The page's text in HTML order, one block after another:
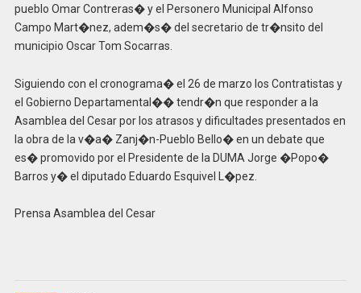
pueblo Omar Contreras� y el Personero Municipal Alfonso
Campo Mart�nez, adem�s� del secretario de tr�nsito del
municipio Oscar Tom Socarras.
Siguiendo con el cronograma� el 26 de marzo los Contratistas y
el Gobierno Departamental�� tendr�n que responder a la
Asamblea del Cesar por los atrasos y dificultades presentados en
la obra de la v�a� Zanj�n-Pueblo Bello� en un debate que
es� promovido por el Presidente de la DUMA Jorge �Popo�
Barros y� el diputado Eduardo Esquivel L�pez.
Prensa Asamblea del Cesar